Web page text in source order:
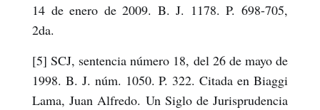
14 de enero de 2009. B. J. 1178. P. 698-705,
2da.
[5] SCJ, sentencia número 18, del 26 de mayo de
1998. B. J. núm. 1050. P. 322. Citada en Biaggi
Lama, Juan Alfredo. Un Siglo de Jurisprudencia